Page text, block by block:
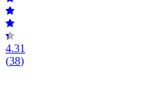
4.31
(38)